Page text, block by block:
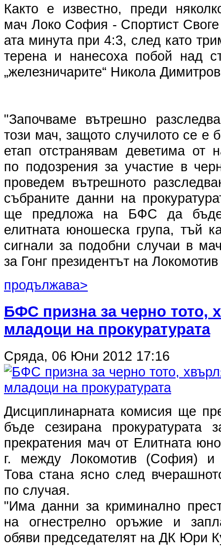
Както е известно, преди
мач Локо София - Спортист
ата минута при 4:3, след като
терена и нанесоха побой над
„железничарите“ Никола
"Започваме вътрешно
този мач, защото случилото се е
етап отстранявам деветима от
по подозрения за участие в
проведем вътрешното
събраните данни на
ще предложа на БФС да бъде
елитната юношеска група, тъй
сигнали за подобни случаи в
за Гонг президентът на
продължава>
БФС призна за черно тото,
младоци на прокуратурата
Сряда, 06 Юни 2012 17:16
Дисциплинарната комисия ще
бъде сезирана прокуратурата
прекратения мач от Елитната
г. между Локомотив (София) и
Това стана ясно след
по случая.
"Има данни за криминално
на огнестрелно оръжие и
обяви председателят на ДК Юри